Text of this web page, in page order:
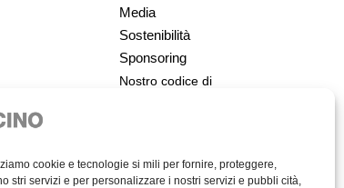
cookie e tecnologie si mili per fornire, proteggere,
stri servizi e per personalizzare i nostri servizi e pubbli cità,
Media
Sostenibilità
Sponsoring
Nostro codice di